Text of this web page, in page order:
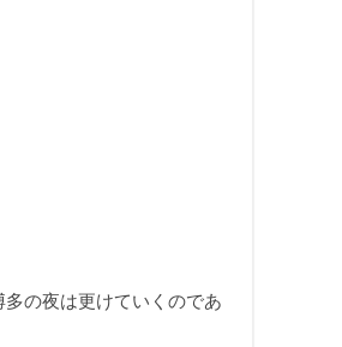
多の夜は更けていくのであ